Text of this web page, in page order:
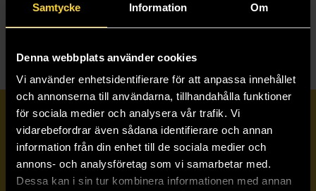
Samtycke Information Om
Denna webbplats använder cookies
Vi använder enhetsidentifierare för att anpassa innehållet
och annonserna till användarna, tillhandahålla funktioner
för sociala medier och analysera vår trafik. Vi
vidarebefordrar även sådana identifierare och annan
information från din enhet till de sociala medier och
annons- och analysföretag som vi samarbetar med.
Dessa kan i sin tur kombinera informationen med annan
SAMLINGSVOLYM
TECKNA & MÅLA TECKNAD SERIE
Prenumerera på vårt nyhetsbrev
Veckobrevet